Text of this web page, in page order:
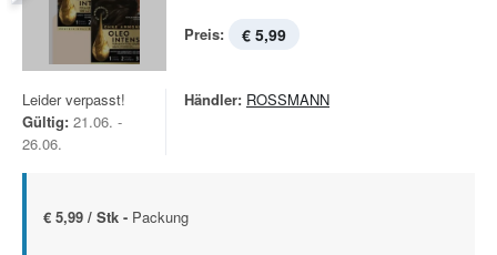
Preis: € 5,99
Leider verpasst!
Gültig: 21.06. -
26.06.
Händler: ROSSMANN
€ 5,99 / Stk - Packung